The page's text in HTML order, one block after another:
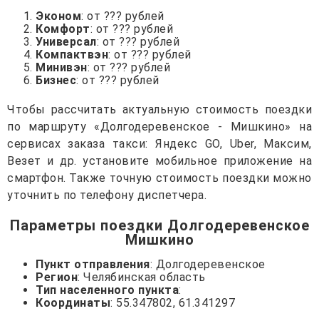
Эконом: от ??? рублей
Комфорт: от ??? рублей
Универсал: от ??? рублей
Компактвэн: от ??? рублей
Минивэн: от ??? рублей
Бизнес: от ??? рублей
Чтобы рассчитать актуальную стоимость поездки
по маршруту «Долгодеревенское - Мишкино» на
сервисах заказа такси: Яндекс GO, Uber, Максим,
Везет и др. установите мобильное приложение на
смартфон. Также точную стоимость поездки можно
уточнить по телефону диспетчера.
Параметры поездки Долгодеревенское
Мишкино
Пункт отправления: Долгодеревенское
Регион: Челябинская область
Тип населенного пункта:
Координаты: 55.347802, 61.341297